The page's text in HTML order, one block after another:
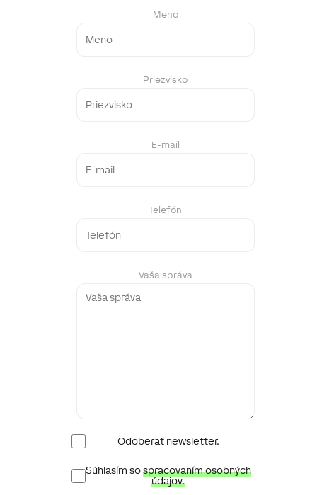
Meno
Priezvisko
E-mail
Telefón
Vaša správa
Newsletter
Odoberať newsletter.
Ochrana
osobních
údajů
Súhlasím sospracovaním osobných
údajov.